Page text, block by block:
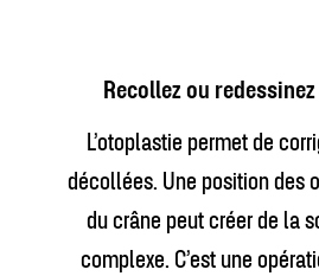
Recollez ou
L’otoplastie permet de
décollées. Une position des
du crâne peut créer de la
complexe. C’est une